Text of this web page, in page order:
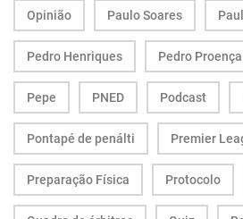
Opinião Paulo Soares
Pedro Henriques Pedro Proença
Pepe PNED Podcast
Pontapé de penálti Premier
Preparação Física Protocolo